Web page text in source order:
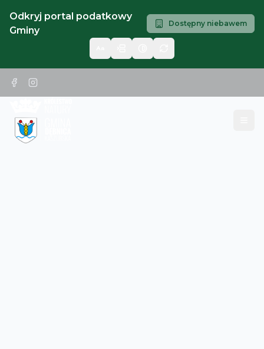
Odkryj portal podatkowy
Gminy
Dostępny niebawem